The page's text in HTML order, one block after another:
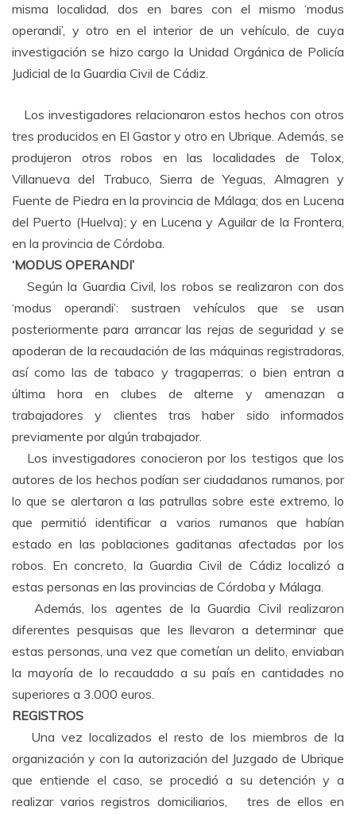
misma localidad, dos en bares con el mismo ‘modus
operandi’, y otro en el interior de un vehículo, de cuya
investigación se hizo cargo la Unidad Orgánica de Policía
Judicial de la Guardia Civil de Cádiz.
Los investigadores relacionaron estos hechos con otros
tres producidos en El Gastor y otro en Ubrique. Además, se
produjeron otros robos en las localidades de Tolox,
Villanueva del Trabuco, Sierra de Yeguas, Almagren y
Fuente de Piedra en la provincia de Málaga; dos en Lucena
del Puerto (Huelva); y en Lucena y Aguilar de la Frontera,
en la provincia de Córdoba.
‘MODUS OPERANDI’
Según la Guardia Civil, los robos se realizaron con dos
‘modus operandi’: sustraen vehículos que se usan
posteriormente para arrancar las rejas de seguridad y se
apoderan de la recaudación de las máquinas registradoras,
así como las de tabaco y tragaperras; o bien entran a
última hora en clubes de alterne y amenazan a
trabajadores y clientes tras haber sido informados
previamente por algún trabajador.
Los investigadores conocieron por los testigos que los
autores de los hechos podían ser ciudadanos rumanos, por
lo que se alertaron a las patrullas sobre este extremo, lo
que permitió identificar a varios rumanos que habían
estado en las poblaciones gaditanas afectadas por los
robos. En concreto, la Guardia Civil de Cádiz localizó a
estas personas en las provincias de Córdoba y Málaga.
Además, los agentes de la Guardia Civil realizaron
diferentes pesquisas que les llevaron a determinar que
estas personas, una vez que cometían un delito, enviaban
la mayoría de lo recaudado a su país en cantidades no
superiores a 3.000 euros.
REGISTROS
Una vez localizados el resto de los miembros de la
organización y con la autorización del Juzgado de Ubrique
que entiende el caso, se procedió a su detención y a
realizar varios registros domiciliarios, tres de ellos en